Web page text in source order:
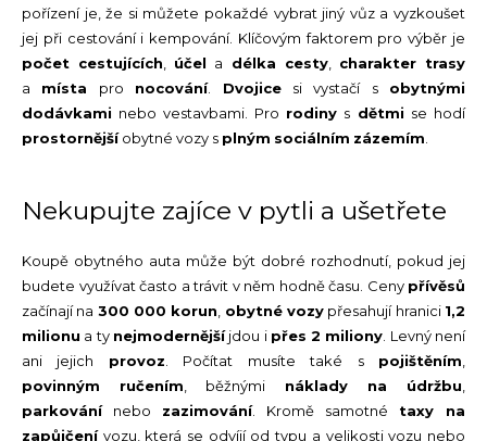
pořízení je, že si můžete pokaždé vybrat jiný vůz a vyzkoušet
jej při cestování i kempování. Klíčovým faktorem pro výběr je
počet cestujících
účel a délka cesty, charakter trasy
a místa pro nocování. Dvojicesi vystačí s obytnými
dodávkami nebo vestavbami. Pro rodiny s dětmi se hodí
prostornějšíobytné vozy s plným sociálním zázemím
Nekupujte zajíce v pytli a ušetřete
Koupě obytného auta může být dobré rozhodnutí, pokud jej
budete využívat často a trávit v něm hodně času. Ceny přívěsů
začínají na 300 000 korun obytné vozy přesahují hranici 1,2
milionu a ty nejmodernějšíjdou i přes 2 miliony . Levný není
ani jejich provoz . Počítat musíte také s pojištěním
povinným ručením , běžnými náklady na údržbu
parkovánínebo zazimování. Kromě samotné taxy na
zapůjčenívozu, která se odvíjí od typu a velikosti vozu nebo